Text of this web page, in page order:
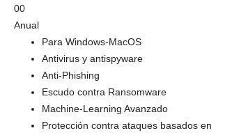
00
Anual
Para Windows-MacOS
Antivirus y antispyware
Anti-Phishing
Escudo contra Ransomware
Machine-Learning Avanzado
Protección contra ataques basados en